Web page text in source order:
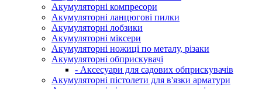
Акумуляторні компресори
Акумуляторні ланцюгові пилки
Акумуляторні лобзики
Акумуляторні міксери
Акумуляторні ножиці по металу, різаки
Акумуляторні обприскувачі
- Аксесуари для садових обприскувачів
Акумуляторні пістолети для в'язки арматури